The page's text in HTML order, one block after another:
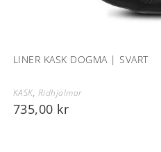
LINER KASK DOGMA | SVART
KASK, Ridhjälmar
735,00 kr